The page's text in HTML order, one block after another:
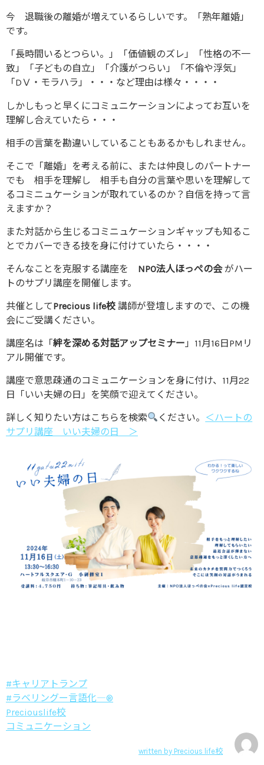
今 退職後の離婚が増えているらしいです。「熟年離婚」
です。
「長時間いるとつらい。」「価値観のズレ」「性格の不一
致」「子どもの自立」「介護がつらい」「不倫や浮気」
「DⅤ・モラハラ」・・・など理由は様々・・・・
しかしもっと早くにコミュニケーションによってお互いを
理解し合えていたら・・・
相手の言葉を勘違いしていることもあるかもしれません。
そこで「離婚」を考える前に、または仲良しのパートナー
でも 相手を理解し 相手も自分の言葉や思いを理解して
るコミニュケーションが取れているのか？自信を持って言
えますか？
また対話から生じるコミニュケーションギャップも知るこ
とでカバーできる技を身に付けていたら・・・・
そんなことを克服する講座を NPO法人ほっぺの会がハー
トのサプリ講座を開催します。
共催としてPrecious life校 講師が登壇しますので、この機
会にご受講ください。
講座名は「絆を深める対話アップセミナー 」11月16日PMリ
アル開催です。
講座で意思疎通のコミュニケーションを身に付け、11月22
日「いい夫婦の日」を笑顔で迎えてください。
詳しく知りたい方はこちらを検索 ください。 ＜ハートの
サプリ講座 いい夫婦の日 ＞
#キャリアトランプ
#ラベリングー言語化―®
Preciouslife校
コミュニケーション
written by Precious life校